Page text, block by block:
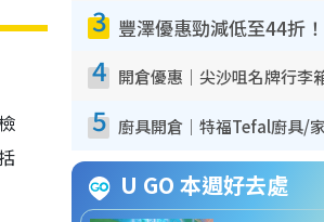
3
4
5
U GO 本週好去處